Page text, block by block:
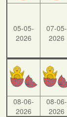
05-05-
2026
07-05-
2026
08-06-
2026
08-06-
2026